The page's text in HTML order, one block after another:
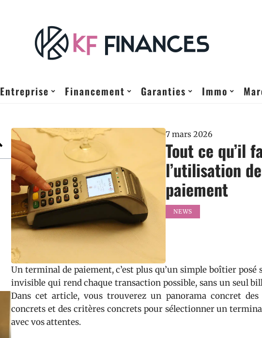
Entreprise Financement Garanties Immo
7 mars 2026
Tout ce qu’il
l’utilisation
paiement
NEWS
Un terminal de paiement, c’est plus qu’un simple boîtier posé
invisible qui rend chaque transaction possible, sans un seul
Dans cet article, vous trouverez un panorama concret des
concrets et des critères concrets pour sélectionner un
avec vos attentes.